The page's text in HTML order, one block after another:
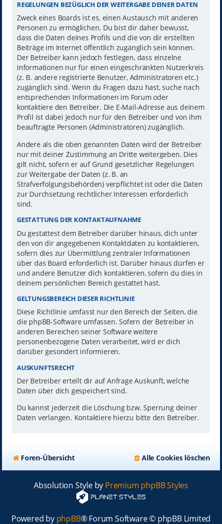
REGELUNGEN BEZÜGLICH DER WEITERGABE DEINER DATEN
Zweck eines Boards ist es, einen Austausch mit anderen
Personen zu ermöglichen. Du bist dir daher bewusst,
dass die Daten deines Profils und die von dir erstellten
Beiträge im Internet öffentlich zugänglich sein können.
Der Betreiber kann jedoch festlegen, dass einzelne
Informationen nur für einen eingeschränkten Nutzerkreis
(z. B. andere registrierte Benutzer, Administratoren etc.)
zugänglich sind. Wenn du Fragen dazu hast, suche nach
entsprechenden Informationen im Forum oder
kontaktiere den Betreiber. Die E-Mail-Adresse aus deinem
Profil ist dabei jedoch nur für den Betreiber und von ihm
beauftragte Personen (Administratoren) zugänglich.
Andere als die oben genannten Daten wird der Betreiber
nur mit deiner Zustimmung an Dritte weitergeben. Dies
gilt nicht, sofern er auf Grund gesetzlicher Regelungen
zur Weitergabe der Daten (z. B. an
Strafverfolgungsbehörden) verpflichtet ist oder die Daten
zur Durchsetzung rechtlicher Interessen erforderlich
sind.
GESTATTUNG DER KONTAKTAUFNAHME
Du gestattest dem Betreiber darüber hinaus, dich unter
den von dir angegebenen Kontaktdaten zu kontaktieren,
sofern dies zur Übermittlung zentraler Informationen
über das Board erforderlich ist. Darüber hinaus dürfen er
und andere Benutzer dich kontaktieren, sofern du dies in
deinem persönlichen Bereich gestattet hast.
GELTUNGSBEREICH DIESER RICHTLINIE
Diese Richtlinie umfasst nur den Bereich der Seiten, die
die phpBB-Software umfassen. Sofern der Betreiber in
anderen Bereichen seiner Software weitere
personenbezogene Daten verarbeitet, wird er dich
darüber gesondert informieren.
AUSKUNFTSRECHT
Der Betreiber erteilt dir auf Anfrage Auskunft, welche
Daten über dich gespeichert sind.
Du kannst jederzeit die Löschung bzw. Sperrung deiner
Daten verlangen. Kontaktiere hierzu bitte den Betreiber.
Foren-Übersicht Alle Cookies löschen
Absolution Style by Premium phpBB Styles
Powered by phpBB® Forum Software © phpBB Limited